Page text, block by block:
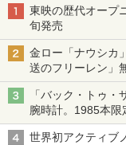
東映の歴代オープ
旬発売
金ロー「ナウシカ
送のフリーレン」
「バック・トゥ
腕時計。1985本限
世界初アクティブ